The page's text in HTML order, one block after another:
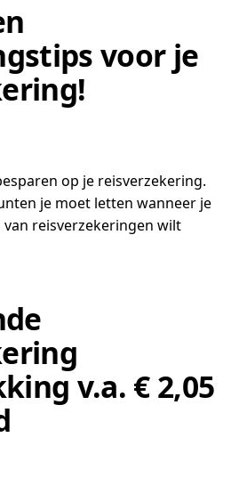
voor je
op je reisverzekering.
je moet letten wanneer je
reisverzekeringen wilt
v.a. € 2,05